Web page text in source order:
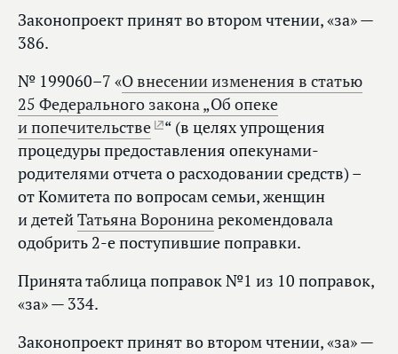
Законопроект принят во втором чтении, «за» —
386.
№ 199060–7 «О внесении изменения в статью
25 Федерального закона „Об опеке
и попечительстве
“ (в целях упрощения
процедуры предоставления опекунами-
родителями отчета о расходовании средств) –
от Комитета по вопросам семьи, женщин
и детейТатьяна Воронинарекомендовала
одобрить 2-е поступившие поправки.
Принята таблица поправок №1 из 10 поправок,
«за» — 334.
Законопроект принят во втором чтении, «за» —